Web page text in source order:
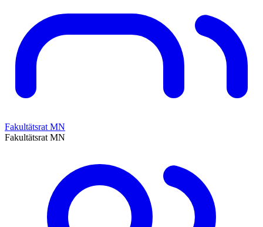
Fakultätsrat MN
Fakultätsrat MN